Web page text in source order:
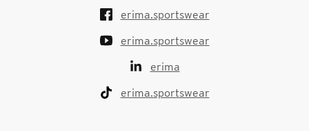
erima.sportswear
erima.sportswear
erima
erima.sportswear